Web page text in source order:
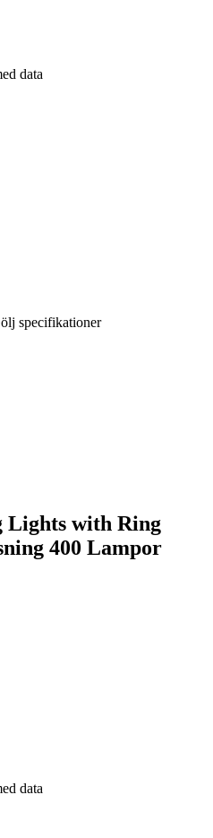
data
specifikationer
Lights with Ring
400 Lampor
data